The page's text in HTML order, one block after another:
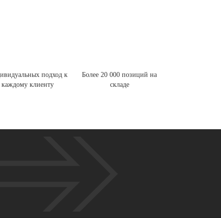
подход к
каждому клиенту
Более 20 000 позиций на
складе